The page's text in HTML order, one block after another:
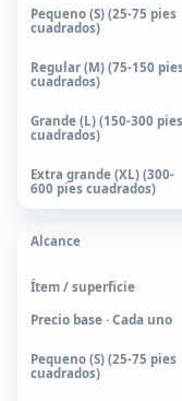
Precio base · Cada uno